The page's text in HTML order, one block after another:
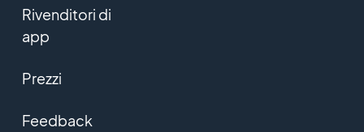
Rivenditori di
app
Prezzi
Feedback